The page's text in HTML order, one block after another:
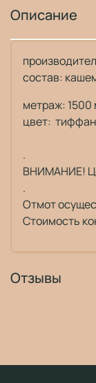
Описание
состав:
метраж: 1500
цвет:
.
ВНИМАНИЕ!
.
Отмот
Стоимость
Отзывы